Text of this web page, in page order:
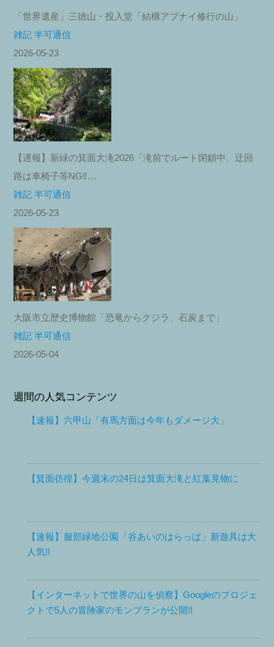
「世界遺産」三徳山・投入堂「結構アブナイ修行の山」
雑記 半可通信
2026-05-23
【遅報】新緑の箕面大滝2026「滝前でルート閉鎖中、迂回
路は車椅子等NG‼︎…
雑記 半可通信
2026-05-23
大阪市立歴史博物館「恐竜からクジラ、石炭まで」
雑記 半可通信
2026-05-04
週間の人気コンテンツ
【速報】六甲山「有馬方面は今年もダメージ大」
【箕面彷徨】今週末の24日は箕面大滝と紅葉見物に
【速報】服部緑地公園「谷あいのはらっぱ」新遊具は大
人気!!
【インターネットで世界の山を偵察】Googleのプロジェ
クトで5人の冒険家のモンブランが公開!!